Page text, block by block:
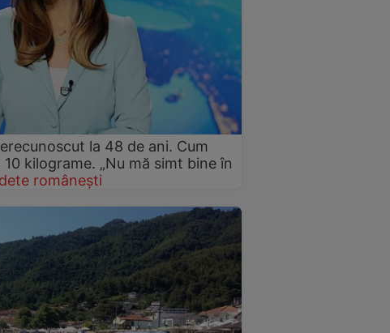
la 48 de ani. Cum
kilograme. „Nu mă simt bine în
românești